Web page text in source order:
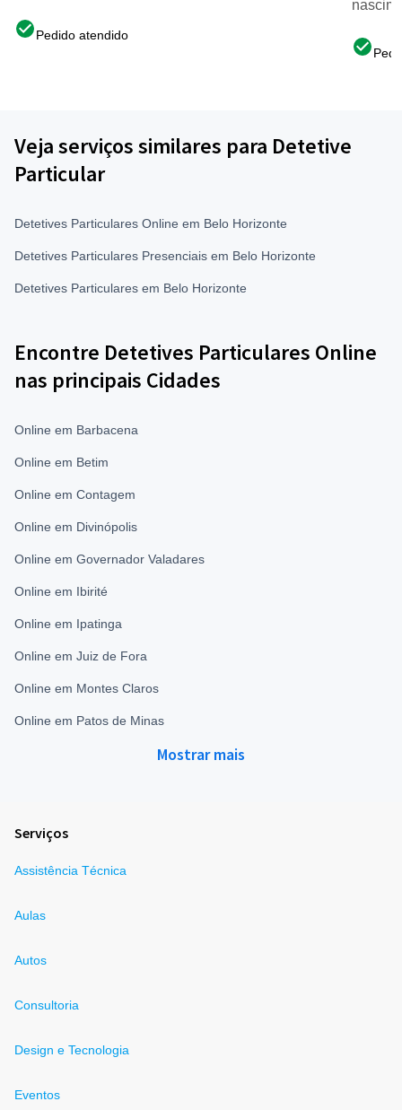
Pedido atendido
Veja serviços similares para Detetive
Particular
Detetives Particulares Online em Belo Horizonte
Detetives Particulares Presenciais em Belo Horizonte
Detetives Particulares em Belo Horizonte
Encontre Detetives Particulares Online
nas principais Cidades
Online em Barbacena
Online em Betim
Online em Contagem
Online em Divinópolis
Online em Governador Valadares
Online em Ibirité
Online em Ipatinga
Online em Juiz de Fora
Online em Montes Claros
Online em Patos de Minas
Mostrar mais
Serviços
Assistência Técnica
Aulas
Autos
Consultoria
Design e Tecnologia
Eventos